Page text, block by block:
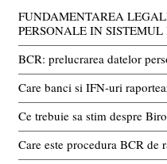
FUNDAMENTAREA
PERSONALE IN
BCR: prelucrarea datelor
Care banci si IFN-uri
Ce trebuie sa stim despre
Care este procedura BCR